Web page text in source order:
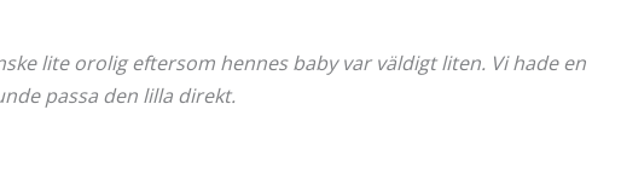
lite orolig eftersom hennes baby var väldigt liten. Vi hade en
passa den lilla direkt.